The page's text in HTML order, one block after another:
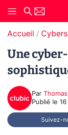
Accueil
Une
Par
Publié le 16
Suivez-